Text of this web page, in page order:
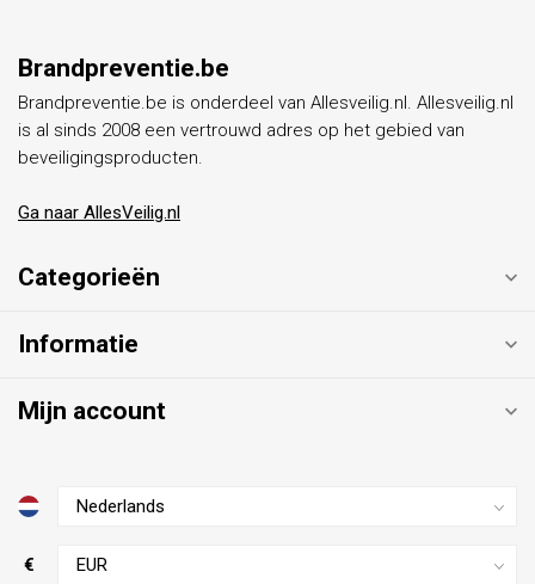
Brandpreventie.be
Brandpreventie.be is onderdeel van Allesveilig.nl. Allesveilig.nl
is al sinds 2008 een vertrouwd adres op het gebied van
beveiligingsproducten.
Ga naar AllesVeilig.nl
Categorieën
Informatie
Mijn account
€